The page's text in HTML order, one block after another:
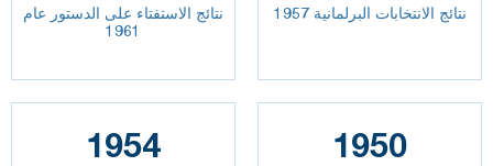
نتائج الاستفتاء على الدستور عام
1961
نتائج الانتخابات البرلمانية 1957
1954 1950